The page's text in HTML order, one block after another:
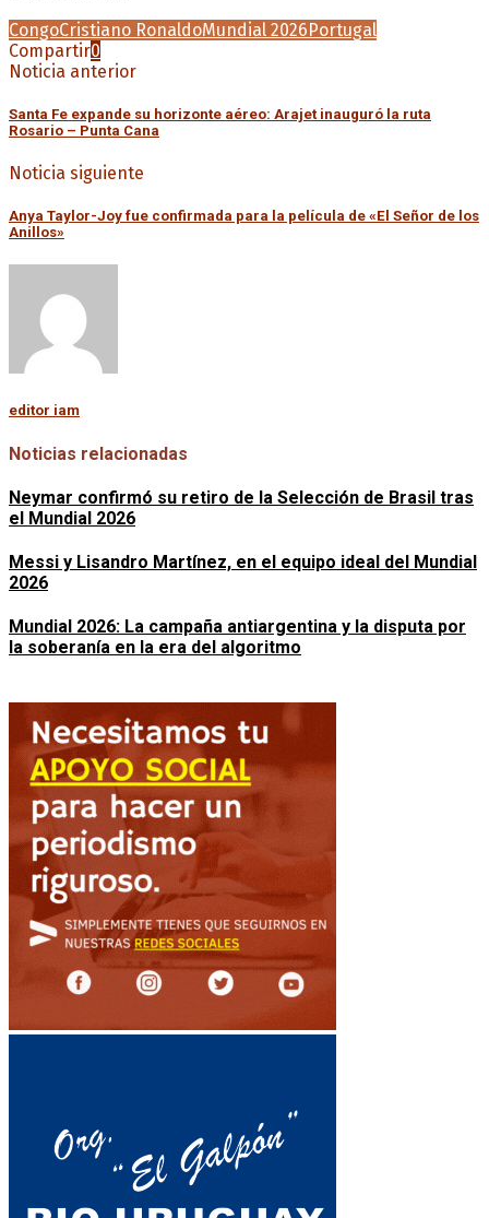
CongoCristiano RonaldoMundial 2026Portugal
Compartir0
Noticia anterior
Santa Fe expande su horizonte aéreo: Arajet inauguró la ruta
Rosario – Punta Cana
Noticia siguiente
Anya Taylor-Joy fue confirmada para la película de «El Señor de los
Anillos»
editor iam
Noticias relacionadas
Neymar confirmó su retiro de la Selección de Brasil tras
el Mundial 2026
Messi y Lisandro Martínez, en el equipo ideal del Mundial
2026
Mundial 2026: La campaña antiargentina y la disputa por
la soberanía en la era del algoritmo